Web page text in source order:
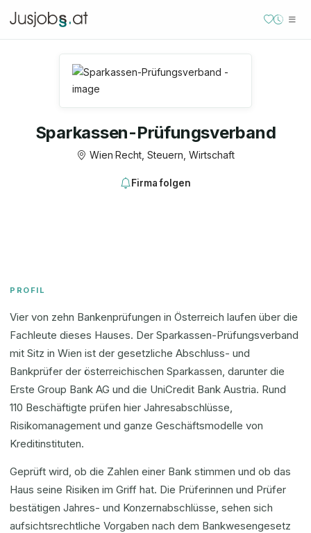
Sparkassen-Prüfungsverband
Wien·Recht, Steuern, Wirtschaft
Firma folgen
PROFIL
Vier von zehn Bankenprüfungen in Österreich laufen über die
Fachleute dieses Hauses. Der Sparkassen-Prüfungsverband
mit Sitz in Wien ist der gesetzliche Abschluss- und
Bankprüfer der österreichischen Sparkassen, darunter die
Erste Group Bank AG und die UniCredit Bank Austria. Rund
110 Beschäftigte prüfen hier Jahresabschlüsse,
Risikomanagement und ganze Geschäftsmodelle von
Kreditinstituten.
Geprüft wird, ob die Zahlen einer Bank stimmen und ob das
Haus seine Risiken im Griff hat. Die Prüferinnen und Prüfer
bestätigen Jahres- und Konzernabschlüsse, sehen sich
aufsichtsrechtliche Vorgaben nach dem Bankwesengesetz